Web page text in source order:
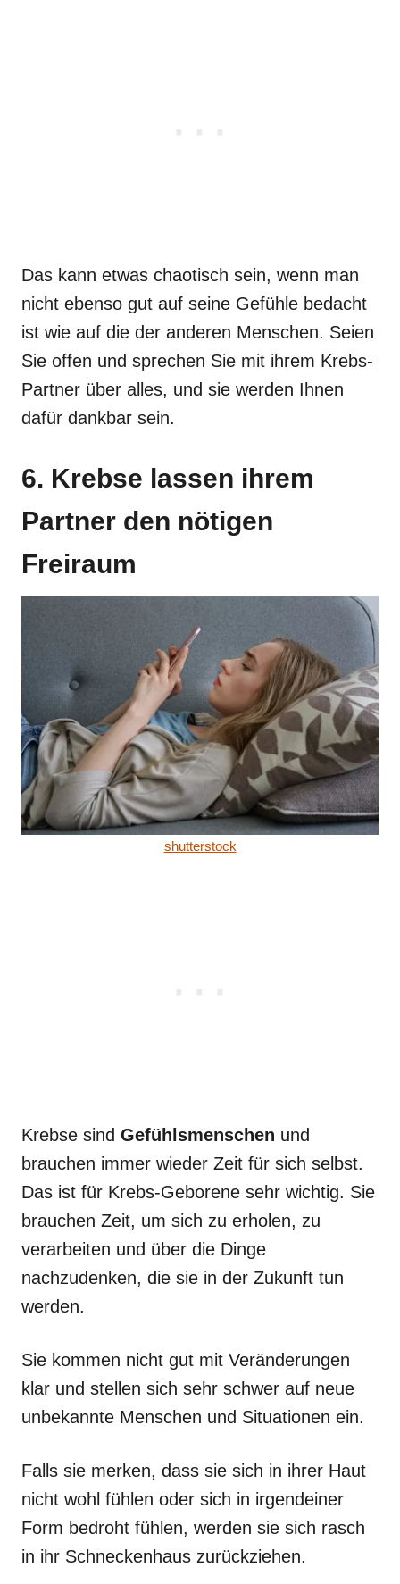
Das kann etwas chaotisch sein, wenn man
nicht ebenso gut auf seine Gefühle bedacht
ist wie auf die der anderen Menschen. Seien
Sie offen und sprechen Sie mit ihrem Krebs-
Partner über alles, und sie werden Ihnen
dafür dankbar sein.
6. Krebse lassen ihrem
Partner den nötigen
Freiraum
shutterstock
Krebse sind Gefühlsmenschen und
brauchen immer wieder Zeit für sich selbst.
Das ist für Krebs-Geborene sehr wichtig. Sie
brauchen Zeit, um sich zu erholen, zu
verarbeiten und über die Dinge
nachzudenken, die sie in der Zukunft tun
werden.
Sie kommen nicht gut mit Veränderungen
klar und stellen sich sehr schwer auf neue
unbekannte Menschen und Situationen ein.
Falls sie merken, dass sie sich in ihrer Haut
nicht wohl fühlen oder sich in irgendeiner
Form bedroht fühlen, werden sie sich rasch
in ihr Schneckenhaus zurückziehen.